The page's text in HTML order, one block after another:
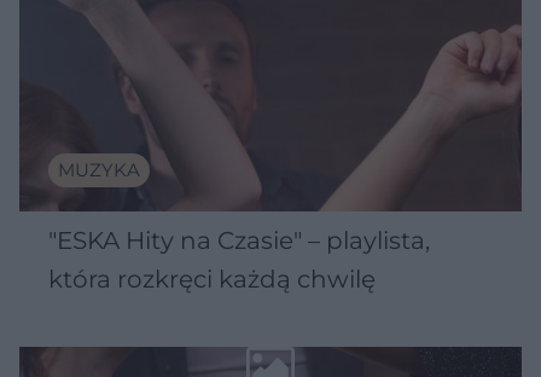
MUZYKA
"ESKA Hity na Czasie" – playlista,
która rozkręci każdą chwilę